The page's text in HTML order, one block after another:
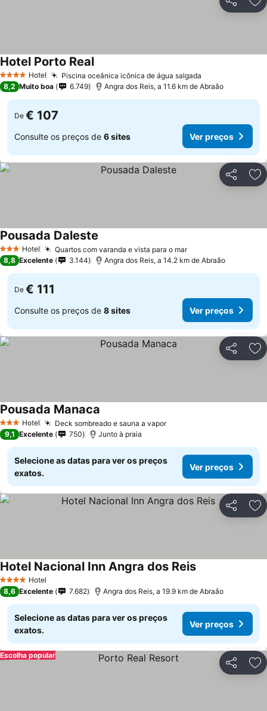
Partilhar
4 EstrelasHotel Piscina oceânica icônica de água salgada
Hotel Porto RealVer preços
8,2 Muito boa 6.749 Angra dos Reis, a 11.6 km de Abraão
De € 107
Consulte os preços de 6 sites Ver preços
Partilhar
3 EstrelasHotel Quartos com varanda e vista para o marVer preços
Pousada Daleste
8,8 Excelente 3.144 Angra dos Reis, a 14.2 km de Abraão
De € 111
Consulte os preços de 8 sites Ver preços
Partilhar
3 EstrelasHotel Deck sombreado e sauna a vaporVer preços
Pousada Manaca
9,1 Excelente 750 Junto à praia
Selecione as datas para ver os preços
exatos.
Ver preços
Partilhar
4 EstrelasHotel
Hotel Nacional Inn Angra dos ReisVer preços
8,6 Excelente 7.682 Angra dos Reis, a 19.9 km de Abraão
Selecione as datas para ver os preços
exatos.
Ver preços
Partilhar
Escolha popular